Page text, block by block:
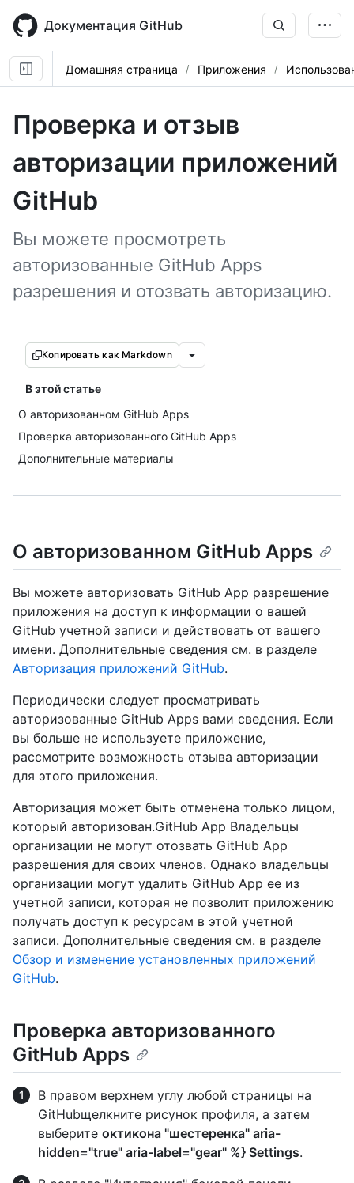
main
content
Документация GitHub
Домашняя страница Приложения
Проверка и отзыв
авторизации приложений
GitHub
Вы можете просмотреть
авторизованные GitHub Apps
разрешения и отозвать авторизацию.
Копировать как Markdown
В этой статье
О авторизованном GitHub Apps
Проверка авторизованного GitHub Apps
Дополнительные материалы
О авторизованном GitHub Apps
Вы можете авторизовать GitHub App разрешение
приложения на доступ к информации о вашей
GitHub учетной записи и действовать от вашего
имени. Дополнительные сведения см. в разделе
Авторизация приложений GitHub.
Периодически следует просматривать
авторизованные GitHub Apps вами сведения. Если
вы больше не используете приложение,
рассмотрите возможность отзыва авторизации
для этого приложения.
Авторизация может быть отменена только лицом,
который авторизован.GitHub App Владельцы
организации не могут отозвать GitHub App
разрешения для своих членов. Однако владельцы
организации могут удалить GitHub App ее из
учетной записи, которая не позволит приложению
получать доступ к ресурсам в этой учетной
записи. Дополнительные сведения см. в разделе
Обзор и изменение установленных приложений
GitHub.
Проверка авторизованного
GitHub Apps
В правом верхнем углу любой страницы на
GitHubщелкните рисунок профиля, а затем
выберите октикона "шестеренка" aria-
hidden="true" aria-label="gear" %} Settings.